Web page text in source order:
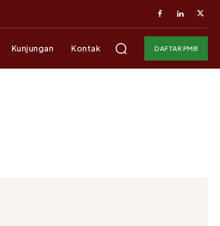
Kunjungan Kontak DAFTAR PMB